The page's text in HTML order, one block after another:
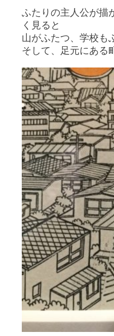
ふたりの主人公が描
く見ると
山がふたつ、学校も
そして、足元にあ